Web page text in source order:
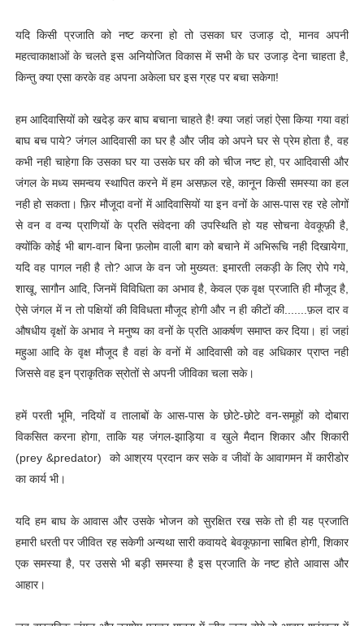
यदि किसी प्रजाति को नष्ट करना हो तो उसका घर उजाड़ दो, मानव अपनी
महत्वाकाक्षाओं के चलते इस अनियोजित विकास में सभी के घर उजाड़ देना चाहता है,
किन्तु क्या एसा करके वह अपना अकेला घर इस ग्रह पर बचा सकेगा!
हम आदिवासियों को खदेड़ कर बाघ बचाना चाहते है! क्या जहां जहां ऐसा किया गया वहां
बाघ बच पाये? जंगल आदिवासी का घर है और जीव को अपने घर से प्रेम होता है, वह
कभी नही चाहेगा कि उसका घर या उसके घर की को चीज नष्ट हो, पर आदिवासी और
जंगल के मध्य समन्वय स्थापित करने में हम असफ़ल रहे, कानून किसी समस्या का हल
नही हो सकता। फ़िर मौजूदा वनों में आदिवासियों या इन वनों के आस-पास रह रहे लोगों
से वन व वन्य प्राणियों के प्रति संवेदना की उपस्थिति हो यह सोचना वेवकूफ़ी है,
क्योंकि कोई भी बाग-वान बिना फ़लोम वाली बाग को बचाने में अभिरूचि नही दिखायेगा,
यदि वह पागल नही है तो? आज के वन जो मुख्यत: इमारती लकड़ी के लिए रोपे गये,
शाखू, सागौन आदि, जिनमें विविधिता का अभाव है, केवल एक वृक्ष प्रजाति ही मौजूद है,
ऐसे जंगल में न तो पक्षियों की विविधता मौजूद होगी और न ही कीटों की.......फ़ल दार व
औषधीय वृक्षों के अभाव ने मनुष्य का वनों के प्रति आकर्षण समाप्त कर दिया। हां जहां
महुआ आदि के वृक्ष मौजूद है वहां के वनों में आदिवासी को वह अधिकार प्राप्त नही
जिससे वह इन प्राकृतिक स्रोतों से अपनी जीविका चला सके।
हमें परती भूमि, नदियों व तालाबों के आस-पास के छोटे-छोटे वन-समूहों को दोबारा
विकसित करना होगा, ताकि यह जंगल-झाड़िया व खुले मैदान शिकार और शिकारी
(prey &predator) को आश्रय प्रदान कर सके व जीवों के आवागमन में कारीडोर
का कार्य भी।
यदि हम बाघ के आवास और उसके भोजन को सुरक्षित रख सके तो ही यह प्रजाति
हमारी धरती पर जीवित रह सकेगी अन्यथा सारी कवायदे बेवकूफ़ाना साबित होगी, शिकार
एक समस्या है, पर उससे भी बड़ी समस्या है इस प्रजाति के नष्ट होते आवास और
आहार।